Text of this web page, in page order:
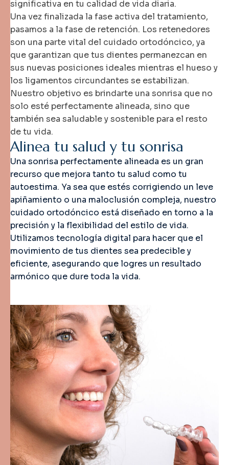
significativa en tu calidad de vida diaria.
Una vez finalizada la fase activa del tratamiento,
pasamos a la fase de retención. Los retenedores
son una parte vital del cuidado ortodóncico, ya
que garantizan que tus dientes permanezcan en
sus nuevas posiciones ideales mientras el hueso y
los ligamentos circundantes se estabilizan.
Nuestro objetivo es brindarte una sonrisa que no
solo esté perfectamente alineada, sino que
también sea saludable y sostenible para el resto
de tu vida.
Alinea tu salud y tu sonrisa
Una sonrisa perfectamente alineada es un gran
recurso que mejora tanto tu salud como tu
autoestima. Ya sea que estés corrigiendo un leve
apiñamiento o una maloclusión compleja, nuestro
cuidado ortodóncico está diseñado en torno a la
precisión y la flexibilidad del estilo de vida.
Utilizamos tecnología digital para hacer que el
movimiento de tus dientes sea predecible y
eficiente, asegurando que logres un resultado
armónico que dure toda la vida.